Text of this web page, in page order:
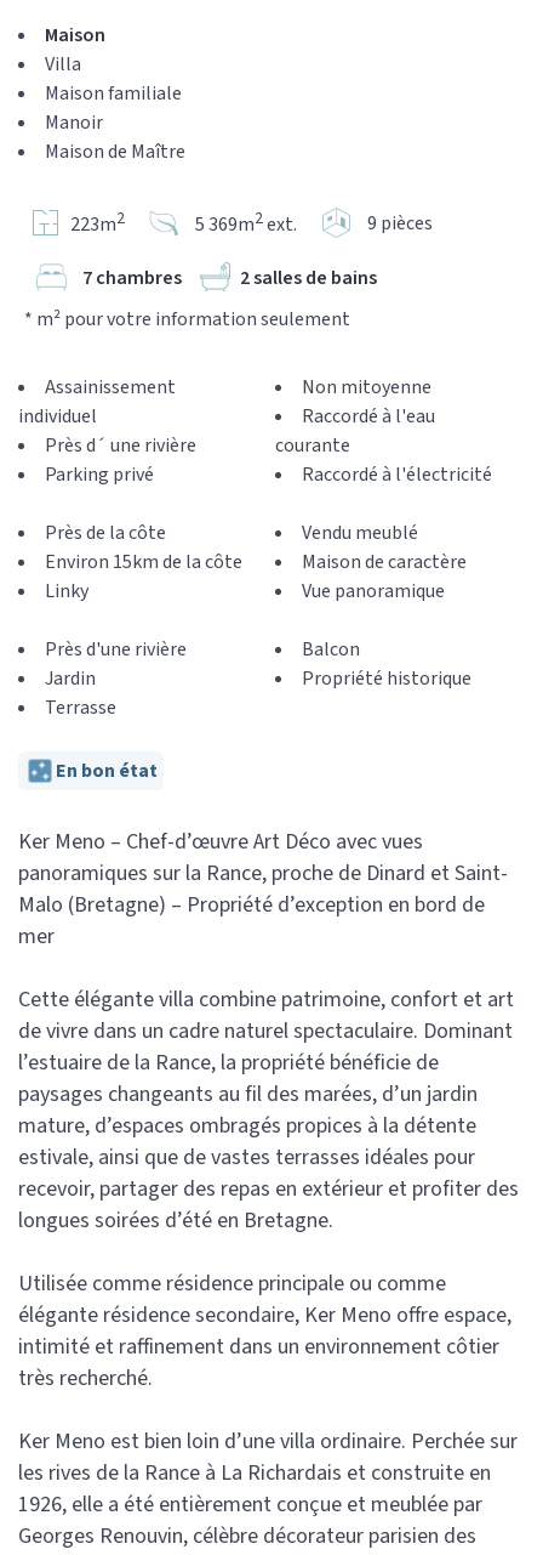
Maison
Villa
Maison familiale
Manoir
Maison de Maître
223m2 5 369m2ext. 9 pièces
7 chambres
2 salles de bains
* m² pour votre information seulement
Assainissement
individuel
Près d´ une rivière
Parking privé
Non mitoyenne
Raccordé à l'eau
courante
Raccordé à l'électricité
Près de la côte
Environ 15km de la côte
Linky
Vendu meublé
Maison de caractère
Vue panoramique
Près d'une rivière
Jardin
Terrasse
Balcon
Propriété historique
En bon état
Ker Meno – Chef-d’œuvre Art Déco avec vues
panoramiques sur la Rance, proche de Dinard et Saint-
Malo (Bretagne) – Propriété d’exception en bord de
mer
Cette élégante villa combine patrimoine, confort et art
de vivre dans un cadre naturel spectaculaire. Dominant
l’estuaire de la Rance, la propriété bénéficie de
paysages changeants au fil des marées, d’un jardin
mature, d’espaces ombragés propices à la détente
estivale, ainsi que de vastes terrasses idéales pour
recevoir, partager des repas en extérieur et profiter des
longues soirées d’été en Bretagne.
Utilisée comme résidence principale ou comme
élégante résidence secondaire, Ker Meno offre espace,
intimité et raffinement dans un environnement côtier
très recherché.
Ker Meno est bien loin d’une villa ordinaire. Perchée sur
les rives de la Rance à La Richardais et construite en
1926, elle a été entièrement conçue et meublée par
Georges Renouvin, célèbre décorateur parisien des